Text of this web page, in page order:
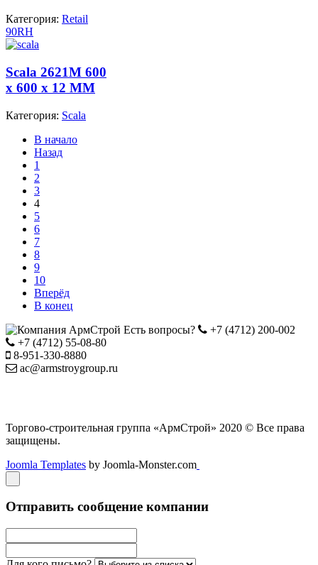
Категория: Retail
90RH
Scala 2621M 600
x 600 x 12 MM
Категория: Scala
В начало
Назад
1
2
3
4
5
6
7
8
9
10
Вперёд
В конец
Есть вопросы?
+7 (4712) 200-002
+7 (4712) 55-08-80
8-951-330-8880
ac@armstroygroup.ru
Торгово-строительная группа «АрмСтрой» 2020 © Все права
защищены.
Joomla Templates by Joomla-Monster.com
Отправить сообщение компании